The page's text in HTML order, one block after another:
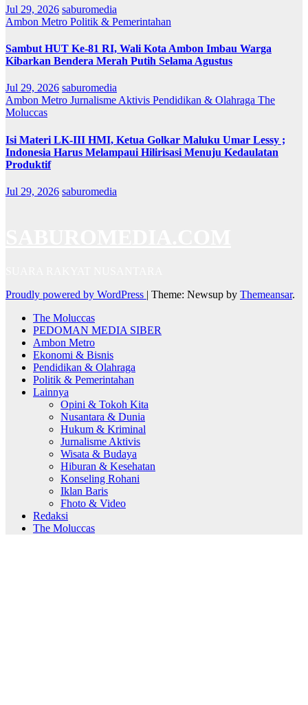
Jul 29, 2026 saburomedia
Ambon Metro Politik & Pemerintahan
Sambut HUT Ke-81 RI, Wali Kota Ambon Imbau Warga
Kibarkan Bendera Merah Putih Selama Agustus
Jul 29, 2026 saburomedia
Ambon Metro Jurnalisme Aktivis Pendidikan & Olahraga The
Moluccas
Isi Materi LK-III HMI, Ketua Golkar Maluku Umar Lessy ;
Indonesia Harus Melampaui Hilirisasi Menuju Kedaulatan
Produktif
Jul 29, 2026 saburomedia
Proudly powered by WordPress | Theme: Newsup by Themeansar.
The Moluccas
PEDOMAN MEDIA SIBER
Ambon Metro
Ekonomi & Bisnis
Pendidikan & Olahraga
Politik & Pemerintahan
Lainnya
Opini & Tokoh Kita
Nusantara & Dunia
Hukum & Kriminal
Jurnalisme Aktivis
Wisata & Budaya
Hiburan & Kesehatan
Konseling Rohani
Iklan Baris
Fhoto & Video
Redaksi
The Moluccas